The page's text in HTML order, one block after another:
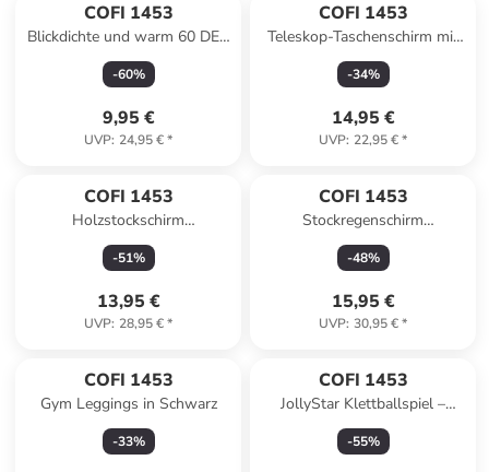
COFI 1453
Blickdichte und warm 60 DEN
Mikrofaser Strumpfhose ohne
Muster in Violette
-60%
9,95 €
UVP: 24,95 €*
COFI 1453
Teleskop-Taschenschirm mit
farbwechselnde
Schmetterlingsmotive ø100cm
-34%
14,95 €
UVP: 22,95 €*
COFI 1453
Holzstockschirm
ergomoischer hochwertiger
Stockschirm in Schwarz in
-51%
13,95 €
UVP: 28,95 €*
COFI 1453
Stockregenschirm
Stockschirm Regenschirm
Holzgriff in Motiv 4
-48%
15,95 €
UVP: 30,95 €*
COFI 1453
Gym Leggings in Schwarz
-33%
COFI 1453
JollyStar Klettballspiel –
Fangspiel mit 2 Handtellern &
Ball Blau in Pink
-55%